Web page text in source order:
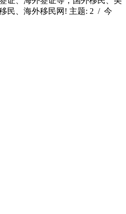
民、海外移民网! 主题: 2 / 今